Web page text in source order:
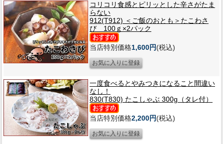
コリコリ食感とピリッとした辛さがたま
らない
912(T912) ＜ご飯のおとも＞たこわさ
び 100ｇ×2パック
当店特別価格1,600円(税込)
一度食べるとやみつきになること間違い
なし！
830(T830) たこしゃぶ 300g（タレ付）
当店特別価格2,200円(税込)